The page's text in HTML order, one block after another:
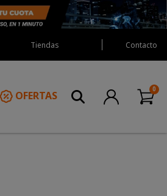
Tiendas Contacto
OFERTAS